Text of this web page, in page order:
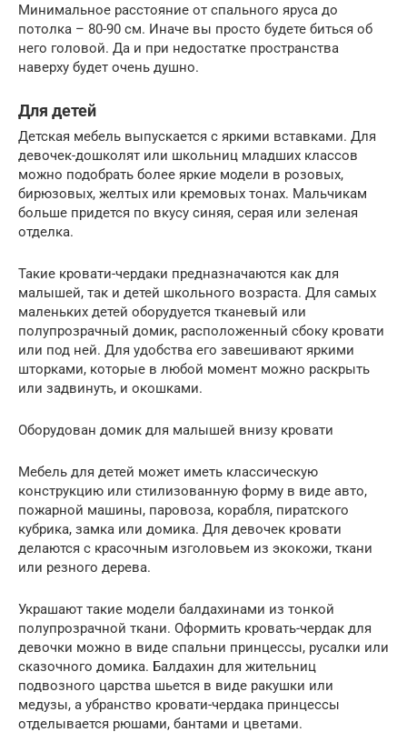
Минимальное расстояние от спального яруса до
потолка – 80-90 см. Иначе вы просто будете биться об
него головой. Да и при недостатке пространства
наверху будет очень душно.
Для детей
Детская мебель выпускается с яркими вставками. Для
девочек-дошколят или школьниц младших классов
можно подобрать более яркие модели в розовых,
бирюзовых, желтых или кремовых тонах. Мальчикам
больше придется по вкусу синяя, серая или зеленая
отделка.
Такие кровати-чердаки предназначаются как для
малышей, так и детей школьного возраста. Для самых
маленьких детей оборудуется тканевый или
полупрозрачный домик, расположенный сбоку кровати
или под ней. Для удобства его завешивают яркими
шторками, которые в любой момент можно раскрыть
или задвинуть, и окошками.
Оборудован домик для малышей внизу кровати
Мебель для детей может иметь классическую
конструкцию или стилизованную форму в виде авто,
пожарной машины, паровоза, корабля, пиратского
кубрика, замка или домика. Для девочек кровати
делаются с красочным изголовьем из экокожи, ткани
или резного дерева.
Украшают такие модели балдахинами из тонкой
полупрозрачной ткани. Оформить кровать-чердак для
девочки можно в виде спальни принцессы, русалки или
сказочного домика. Балдахин для жительниц
подвозного царства шьется в виде ракушки или
медузы, а убранство кровати-чердака принцессы
отделывается рюшами, бантами и цветами.